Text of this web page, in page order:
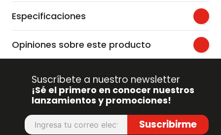
Especificaciones
Opiniones sobre este producto
Suscríbete a nuestro newsletter
¡Sé el primero en conocer nuestros
lanzamientos y promociones!
Suscribirme